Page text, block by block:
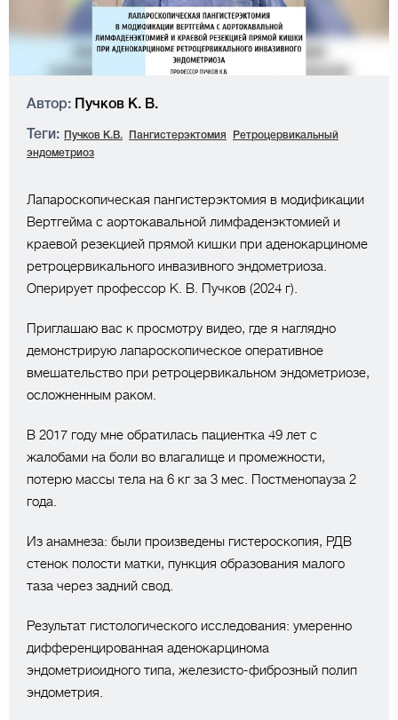
Автор: Пучков К. В.
Теги: Пучков К.В. Пангистерэктомия
Ретроцервикальный
эндометриоз
Лапароскопическая пангистерэктомия в модификации
Вертгейма с аортокавальной лимфаденэктомией и
краевой резекцией прямой кишки при аденокарциноме
ретроцервикального инвазивного эндометриоза.
Оперирует профессор К. В. Пучков (2024 г).
Приглашаю вас к просмотру видео, где я наглядно
демонстрирую лапароскопическое оперативное
вмешательство при ретроцервикальном эндометриозе,
осложненным раком. ⠀
В 2017 году мне обратилась пациентка 49 лет с
жалобами на боли во влагалище и промежности,
потерю массы тела на 6 кг за 3 мес. Постменопауза 2
года. ⠀
Из анамнеза: были произведены гистероскопия, РДВ
стенок полости матки, пункция образования малого
таза через задний свод. ⠀
Результат гистологического исследования: умеренно
дифференцированная аденокарцинома
эндометриоидного типа, железисто-фиброзный полип
эндометрия. ⠀